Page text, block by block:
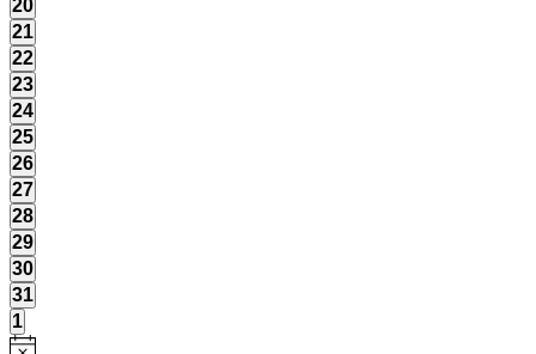
0
Veranstaltungen,
20
0
Veranstaltungen,
21
0
Veranstaltungen,
22
0
Veranstaltungen,
23
0
Veranstaltungen,
24
0
Veranstaltungen,
25
0
Veranstaltungen,
26
0
Veranstaltungen,
27
0
Veranstaltungen,
28
0
Veranstaltungen,
29
0
Veranstaltungen,
30
0
Veranstaltungen,
31
0
Veranstaltungen,
1